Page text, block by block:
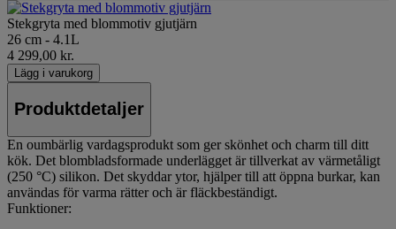
Stekgryta med blommotiv gjutjärn
26 cm - 4.1L
4 299,00 kr.
Lägg i varukorg
Produktdetaljer
En oumbärlig vardagsprodukt som ger skönhet och charm till ditt
kök. Det blombladsformade underlägget är tillverkat av värmetåligt
(250 °C) silikon. Det skyddar ytor, hjälper till att öppna burkar, kan
användas för varma rätter och är fläckbeständigt.
Funktioner: